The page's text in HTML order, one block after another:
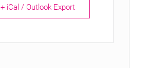
+ iCal / Outlook Export